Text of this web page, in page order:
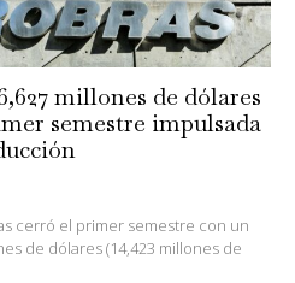
millones de dólares
semestre impulsada
cerró el primer semestre con un
de dólares (14,423 millones de